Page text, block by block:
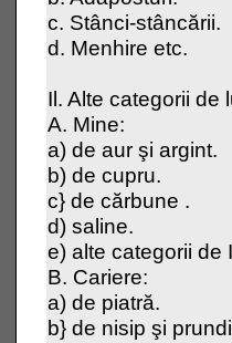
c. Stânci-stâncării.
d. Menhire etc.
Il. Alte categorii de
A. Mine:
a) de aur şi argint.
b) de cupru.
c} de cărbune .
d) saline.
e) alte categorii de
B. Cariere:
a) de piatră.
b} de nisip şi